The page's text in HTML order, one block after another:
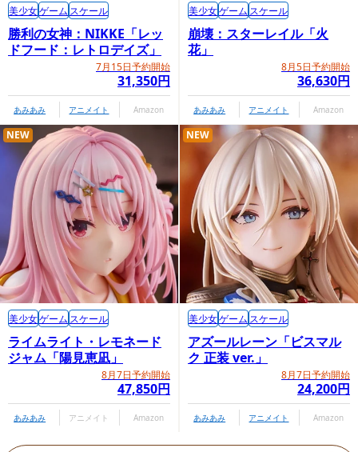
勝利の女神：NIKKE「レッ
ドフード：レトロデイズ」
7月15日予約開始
31,350円
美少女ゲーム スケール
あみあみ アニメイト Amazon
崩壊：スターレイル「火
花」
8月5日予約開始
36,630円
美少女ゲーム スケール
あみあみ アニメイト Amazon
ライムライト・レモネード
ジャム「陽見恵凪」
8月7日予約開始
47,850円
NEW
美少女ゲーム スケール
あみあみ アニメイト Amazon
アズールレーン「ビスマル
ク 正装 ver.」
8月7日予約開始
24,200円
NEW
美少女ゲーム スケール
あみあみ アニメイト Amazon